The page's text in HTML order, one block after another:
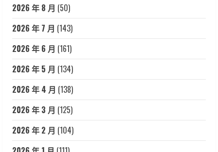
2026 年 8 月 (50)
2026 年 7 月 (143)
2026 年 6 月 (161)
2026 年 5 月 (134)
2026 年 4 月 (138)
2026 年 3 月 (125)
2026 年 2 月 (104)